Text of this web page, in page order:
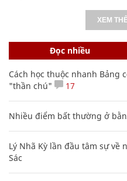
XEM
Đọc nhiều
Cách học thuộc nhanh Bảng
"thần chú"
17
Nhiều điểm bất thường ở
Lý Nhã Kỳ lần đầu tâm sự về
Sác